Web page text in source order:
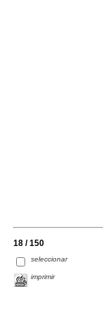
18 / 150
seleccionar
imprimir